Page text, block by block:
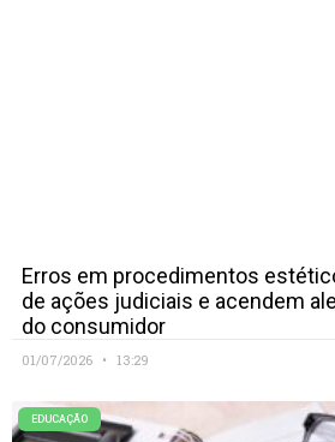
Erros em procedimentos
de ações judiciais e acendem
do consumidor
01/07/2026 13:29
EDUCAÇÃO